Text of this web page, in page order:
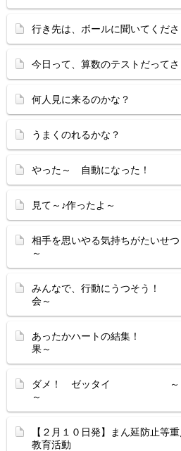
行き先は、ボールに聞いてくだ
今日って、算数のテストだってさ
何人見に来るのかな？ ～
うまくのれるかな？
やった～ 自動になった！
見て～♪作ったよ
相手を思いやる気持ちがたい
～
みんなで、行動にう
会～
あったかハートの結集！
果～
ダメ！ ゼッタイ ～６年
～
【２月１０日発】まん延防止等
教育活動